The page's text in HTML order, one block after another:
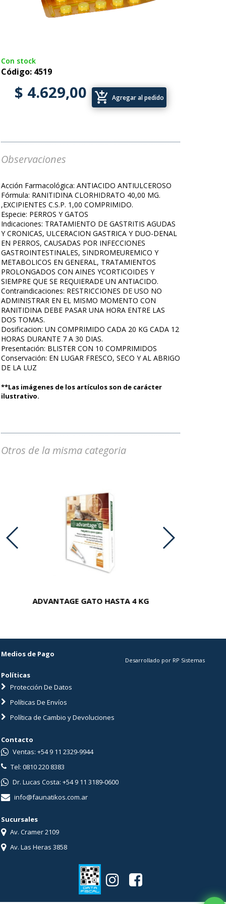
Con stock
Código: 4519
$ 4.629,00 add_shopping_cart Agregar al pedido
Observaciones
Acción Farmacológica: ANTIACIDO ANTIULCEROSO
Fórmula: RANITIDINA CLORHIDRATO 40,00 MG.
,EXCIPIENTES C.S.P. 1,00 COMPRIMIDO.
Especie: PERROS Y GATOS
Indicaciones: TRATAMIENTO DE GASTRITIS AGUDAS
Y CRONICAS, ULCERACION GASTRICA Y DUO-DENAL
EN PERROS, CAUSADAS POR INFECCIONES
GASTROINTESTINALES, SINDROMEUREMICO Y
METABOLICOS EN GENERAL, TRATAMIENTOS
PROLONGADOS CON AINES YCORTICOIDES Y
SIEMPRE QUE SE REQUIERADE UN ANTIACIDO.
Contraindicaciones: RESTRICCIONES DE USO NO
ADMINISTRAR EN EL MISMO MOMENTO CON
RANITIDINA DEBE PASAR UNA HORA ENTRE LAS
DOS TOMAS.
Dosificacion: UN COMPRIMIDO CADA 20 KG CADA 12
HORAS DURANTE 7 A 30 DIAS.
Presentación: BLISTER CON 10 COMPRIMIDOS
Conservación: EN LUGAR FRESCO, SECO Y AL ABRIGO
DE LA LUZ
**Las imágenes de los artículos son de carácter
ilustrativo.
Otros de la misma categoria
ADVANTAGE GATO HASTA 4 KG
Medios de Pago
Políticas
Protección De Datos
Políticas De Envíos
Política de Cambio y Devoluciones
Desarrollado por RP Sistemas
Contacto
Ventas: +54 9 11 2329-9944
Tel: 0810 220 8383
Dr. Lucas Costa: +54 9 11 3189-0600
info@faunatikos.com.ar
Sucursales
Av. Cramer 2109
Av. Las Heras 3858